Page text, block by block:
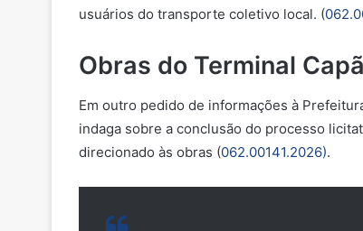
usuários do transporte coletivo local. (
Obras do Terminal
Em outro pedido de informações à
indaga sobre a conclusão do processo
direcionado às obras (062.00141.2026).